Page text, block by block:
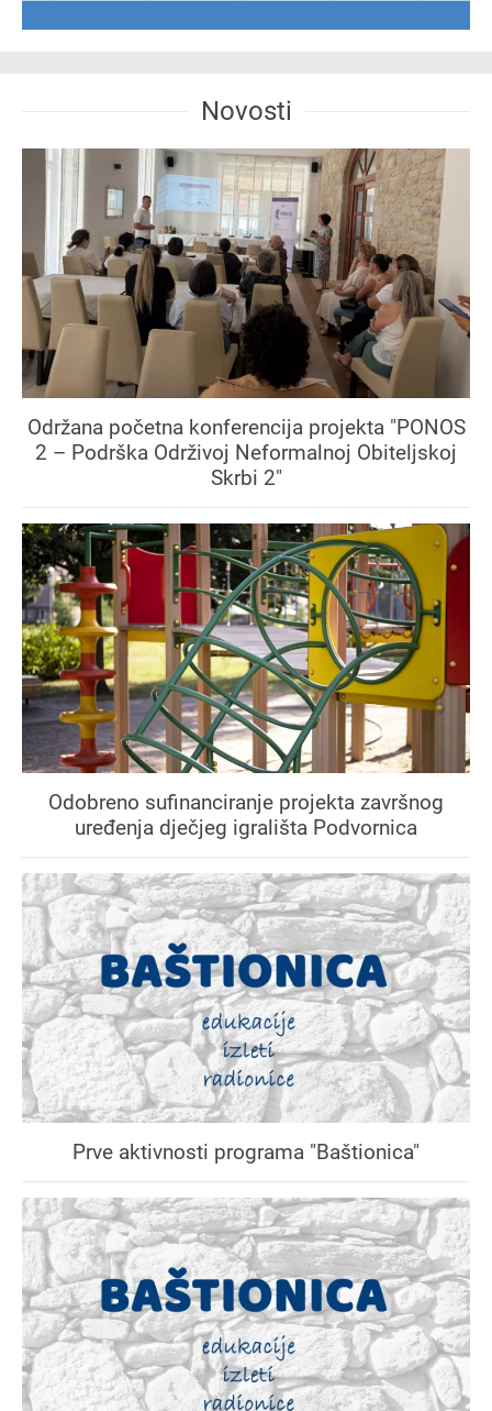
Novosti
Održana početna konferencija projekta "PONOS
2 – Podrška Održivoj Neformalnoj Obiteljskoj
Skrbi 2"
Odobreno sufinanciranje projekta završnog
uređenja dječjeg igrališta Podvornica
Prve aktivnosti programa "Baštionica"